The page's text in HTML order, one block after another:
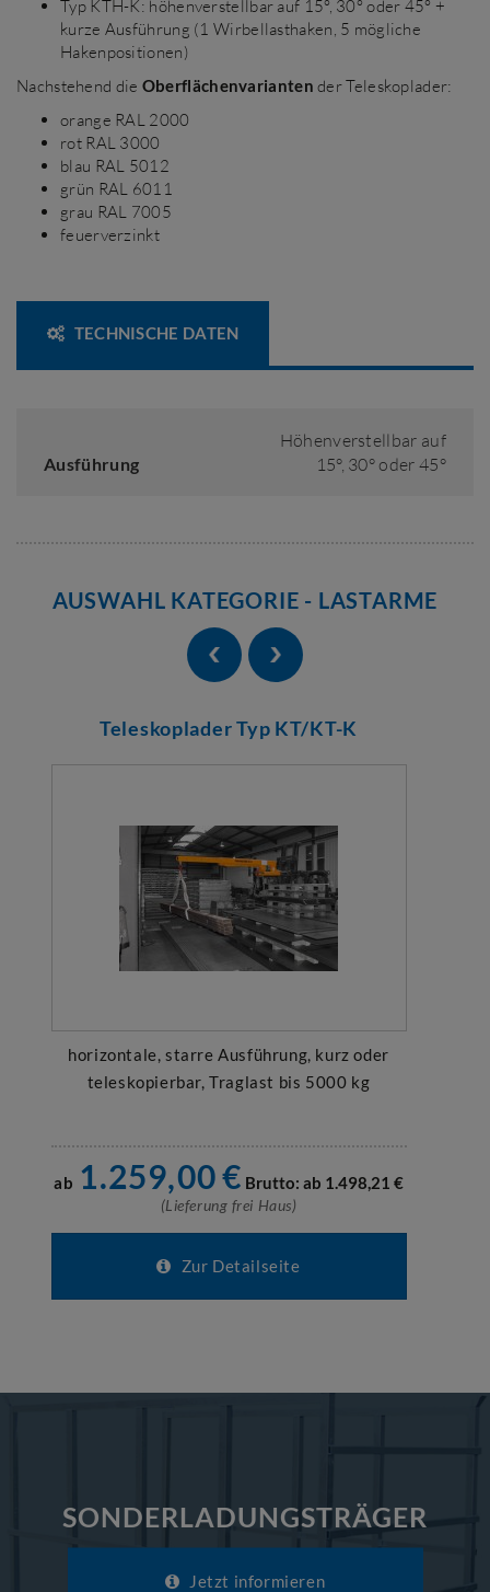
Typ KTH-K: höhenverstellbar auf 15°, 30° oder 45° +
kurze Ausführung (1 Wirbellasthaken, 5 mögliche
Hakenpositionen)
Nachstehend die Oberflächenvariantender Teleskoplader:
orange RAL 2000
rot RAL 3000
blau RAL 5012
grün RAL 6011
grau RAL 7005
feuerverzinkt
TECHNISCHE DATEN
Ausführung
Höhenverstellbar auf
15°, 30° oder 45°
AUSWAHL KATEGORIE - LASTARME
Teleskoplader Typ KT/KT-K
horizontale, starre Ausführung, kurz oder
teleskopierbar, Traglast bis 5000 kg
ab 1.259,00€ Brutto: ab 1.498,21 €
(Lieferung frei Haus)
Zur Detailseite
SONDERLADUNGSTRÄGER
Jetzt informieren